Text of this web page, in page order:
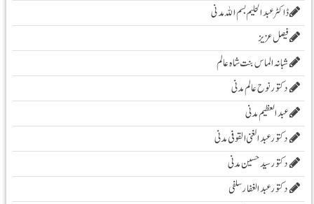
ڈاکٹر عبد الحلیم بسم اللہ مدنی
فیصل عزیز
شبانہ الماس بنت شاہ عالم
دکتور نوح عالم مدنی
عبد العظیم مدنی
دکتور عبد الغنی القوفی مدنی
دکتور سید حسین مدنی
دکتور عبدالغفار سلفی